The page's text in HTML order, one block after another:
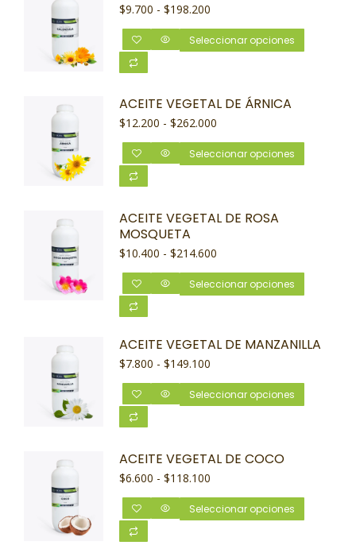
$9.700 - $198.200
Seleccionar opciones
ACEITE VEGETAL DE ÁRNICA
$12.200 - $262.000
Seleccionar opciones
ACEITE VEGETAL DE ROSA
MOSQUETA
$10.400 - $214.600
Seleccionar opciones
ACEITE VEGETAL DE MANZANILLA
$7.800 - $149.100
Seleccionar opciones
ACEITE VEGETAL DE COCO
$6.600 - $118.100
Seleccionar opciones